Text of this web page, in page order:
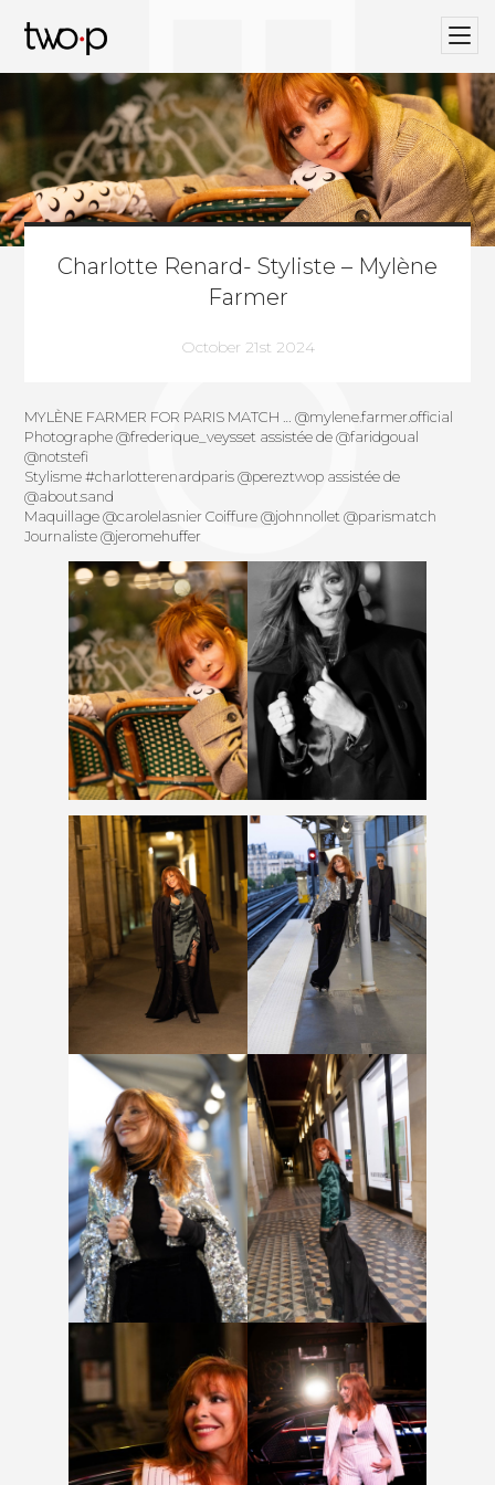
Charlotte Renard- Styliste – Mylène
Farmer
October 21st 2024
MYLÈNE FARMER FOR PARIS MATCH … @mylene.farmer.official
Photographe@frederique_veysset assistée de@faridgoual
@notstefi
Stylisme#charlotterenardparis@pereztwop assistée de
@about.sand
Maquillage@carolelasnierCoiffure@johnnollet @parismatch
Journaliste@jeromehuffer
BLOG